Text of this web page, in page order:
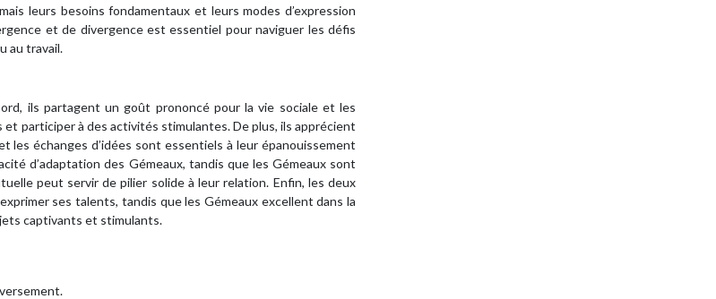
leurs besoins fondamentaux et leurs modes d’expression
et de divergence est essentiel pour naviguer les défis
au travail.
ils partagent un goût prononcé pour la vie sociale et les
participer à des activités stimulantes. De plus, ils apprécient
les échanges d’idées sont essentiels à leur épanouissement
d’adaptation des Gémeaux, tandis que les Gémeaux sont
peut servir de pilier solide à leur relation. Enfin, les deux
ses talents, tandis que les Gémeaux excellent dans la
captivants et stimulants.